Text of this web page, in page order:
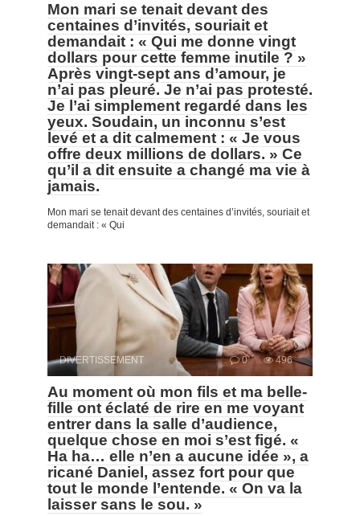
Mon mari se tenait devant des
centaines d’invités, souriait et
demandait : « Qui me donne vingt
dollars pour cette femme inutile ? »
Après vingt-sept ans d’amour, je
n’ai pas pleuré. Je n’ai pas protesté.
Je l’ai simplement regardé dans les
yeux. Soudain, un inconnu s’est
levé et a dit calmement : « Je vous
offre deux millions de dollars. » Ce
qu’il a dit ensuite a changé ma vie à
jamais.
Mon mari se tenait devant des centaines d’invités, souriait et
demandait : « Qui
DIVERTISSEMENT 0 496
Au moment où mon fils et ma belle-
fille ont éclaté de rire en me voyant
entrer dans la salle d’audience,
quelque chose en moi s’est figé. «
Ha ha… elle n’en a aucune idée », a
ricané Daniel, assez fort pour que
tout le monde l’entende. « On va la
laisser sans le sou. »